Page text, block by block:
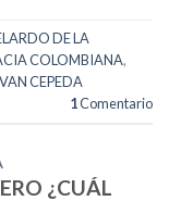
DE LA
COLOMBIANA,
CEPEDA
1Comentario
¿CUÁL